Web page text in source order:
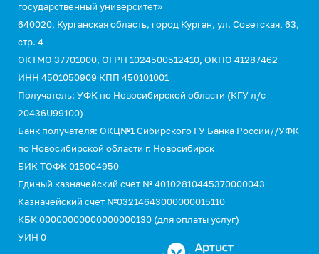
государственный университет»
640020, Курганская область, город Курган, ул. Советская, 63,
стр. 4
ОКТМО 37701000, ОГРН 1024500512410, ОКПО 41287462
ИНН 4501050909 КПП 450101001
Получатель: УФК по Новосибирской области (КГУ л/с
20436U99100)
Банк получателя: ОКЦ№1 Сибирского ГУ Банка России//УФК
по Новосибирской области г. Новосибирск
БИК ТОФК 015004950
Единый казначейский счет № 40102810445370000043
Казначейский счет №03214643000000015110
КБК 00000000000000000130 (для оплаты услуг)
УИН 0